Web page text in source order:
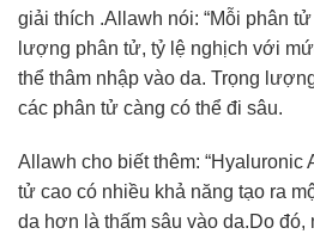
giải thích .Allawh nói: “Mỗi phân
lượng phân tử, tỷ lệ nghịch với
thể thâm nhập vào da. Trọng
các phân tử càng có thể đi sâu.
Allawh cho biết thêm: “Hyaluronic
tử cao có nhiều khả năng tạo ra
da hơn là thấm sâu vào da.Do đó,